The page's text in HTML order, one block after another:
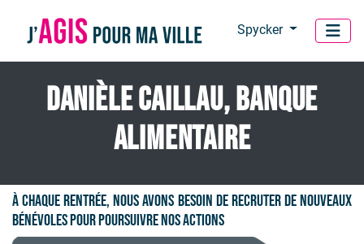
Spycker
Danièle Caillau, Banque
Alimentaire
À chaque rentrée, nous avons besoin de recruter de nouveaux
bénévoles pour poursuivre nos actions